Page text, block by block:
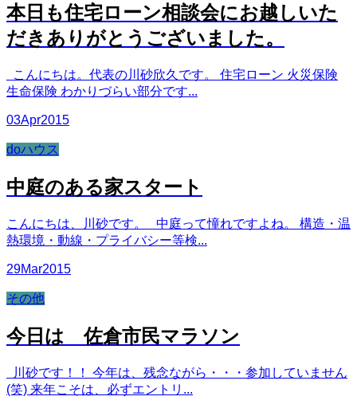
本日も住宅ローン相談会にお越しいた
だきありがとうございました。
こんにちは。代表の川砂欣久です。 住宅ローン 火災保険
生命保険 わかりづらい部分です...
03Apr2015
doハウス
中庭のある家スタート
こんにちは、川砂です。 中庭って憧れですよね。 構造・温
熱環境・動線・プライバシー等検...
29Mar2015
その他
今日は 佐倉市民マラソン
川砂です！！ 今年は、残念ながら・・・参加していません
(笑) 来年こそは、必ずエントリ...